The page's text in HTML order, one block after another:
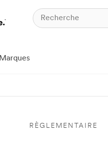
Marques
RÈGLEMENTAIRE